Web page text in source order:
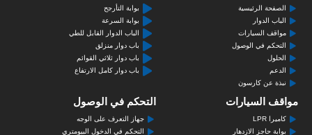
الصفحة الرئيسية
الباب الدوار
مواقف السيارات
التحكم في الوصول
الحلول
الدعم
نبذة عن كارسون
بوابة التأرجح
بوابة السرعة
الباب الدوار القابل للطي
باب دوار منزلق
باب دوار ثلاثي القوائم
باب دوار كامل الارتفاع
مواقف السيارات
كاميرا LPR
بوابة حاجز الازدهار
التحكم في الوصول
جهاز التعرف على الوجه
التحكم في الدخول البيومتري